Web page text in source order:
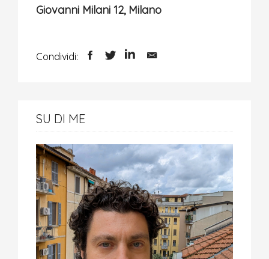
Giovanni Milani 12, Milano
Condividi:
SU DI ME